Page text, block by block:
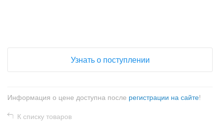
Узнать о поступлении
Информация о цене доступна после регистрации на сайте!
К списку товаров